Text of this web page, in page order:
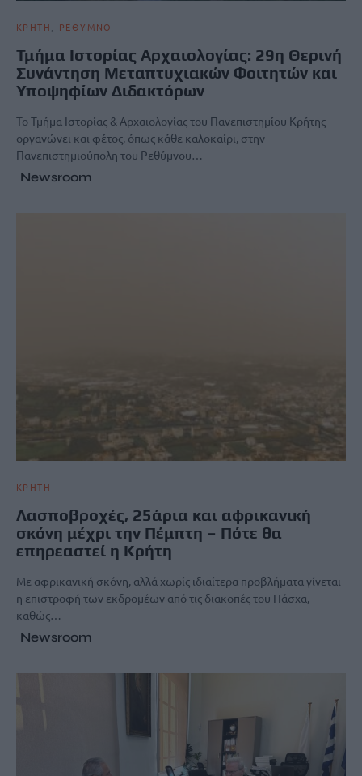
ΚΡΗΤΗ ΡΕΘΥΜΝΟ
Τμήμα Ιστορίας Αρχαιολογίας: 29η Θερινή
Συνάντηση Μεταπτυχιακών Φοιτητών και
Υποψηφίων Διδακτόρων
Το Τμήμα Ιστορίας & Αρχαιολογίας του Πανεπιστημίου Κρήτης
οργανώνει και φέτος, όπως κάθε καλοκαίρι, στην
Πανεπιστημιούπολη του Ρεθύμνου…
Newsroom
ΚΡΗΤΗ
Λασποβροχές, 25άρια και αφρικανική
σκόνη μέχρι την Πέμπτη – Πότε θα
επηρεαστεί η Κρήτη
Με αφρικανική σκόνη, αλλά χωρίς ιδιαίτερα προβλήματα γίνεται
η επιστροφή των εκδρομέων από τις διακοπές του Πάσχα,
καθώς…
Newsroom